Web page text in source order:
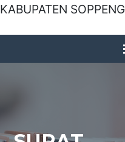
KABUPATEN SOPPENG